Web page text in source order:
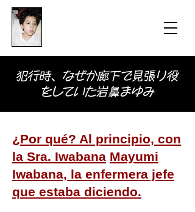
犯行時、なぜか廊下で見張り役
をしていた岩鼻まゆみ
¿Por qué? Al principio, con
la Sra. Iwabana Mayumi
Iwabana, la enfermera jefe
que estaba diciendo.